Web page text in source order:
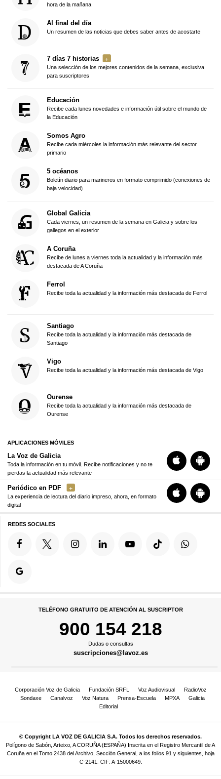
hora de la mañana
Al final del día
Un resumen de las noticias que debes saber antes de acostarte
7 días 7 historias
Una selección de los mejores contenidos de la semana, exclusiva
para suscriptores
Educación
Recibe cada lunes novedades e información útil sobre el mundo de
la Educación
Somos Agro
Recibe cada miércoles la información más relevante del sector
primario
5 océanos
Boletín diario para marineros en formato comprimido (conexiones de
baja velocidad)
Global Galicia
Cada viernes, un resumen de la semana en Galicia y sobre los
gallegos en el exterior
A Coruña
Recibe de lunes a viernes toda la actualidad y la información más
destacada de A Coruña
Ferrol
Recibe toda la actualidad y la información más destacada de Ferrol
Santiago
Recibe toda la actualidad y la información más destacada de
Santiago
Vigo
Recibe toda la actualidad y la información más destacada de Vigo
Ourense
Recibe toda la actualidad y la información más destacada de
Ourense
APLICACIONES MÓVILES
La Voz de Galicia
Toda la información en tu móvil. Recibe notificaciones y no te
pierdas la actualidad más relevante
Periódico en PDF
La experiencia de lectura del diario impreso, ahora, en formato
digital
REDES SOCIALES
TELÉFONO GRATUITO DE ATENCIÓN AL SUSCRIPTOR
900 154 218
Dudas o consultas
suscripciones@lavoz.es
Corporación Voz de Galicia Fundación SRFL Voz Audiovisual
RadioVoz
Sondaxe
Canalvoz Voz Natura Prensa-Escuela MPXA
Galicia
Editorial
© Copyright LA VOZ DE GALICIA S.A. Todos los derechos reservados.
Polígono de Sabón, Arteixo, A CORUÑA (ESPAÑA) Inscrita en el Registro Mercantil de A
Coruña en el Tomo 2438 del Archivo, Sección General, a los folios 91 y siguientes, hoja
C-2141. CIF: A-15000649.